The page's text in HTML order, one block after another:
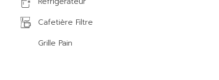
Cafetière Filtre
Grille Pain